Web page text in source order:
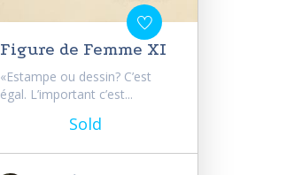
Figure de Femme XI
«Estampe ou dessin? C’est
égal. L’important c’est...
Sold